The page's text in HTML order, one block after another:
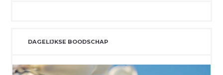
DAGELIJKSE BOODSCHAP